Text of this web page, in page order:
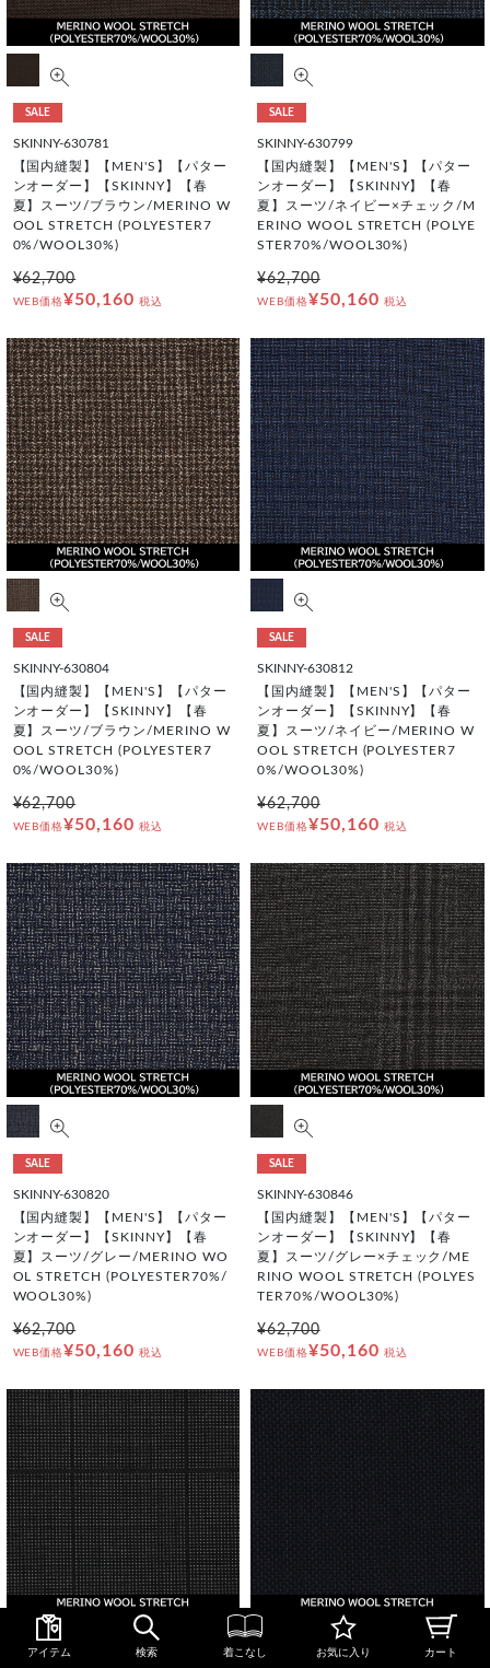
SALE
SKINNY-630781
【国内縫製】【MEN'S】【パター
ンオーダー】【SKINNY】【春
夏】スーツ/ブラウン/MERINO W
OOL STRETCH (POLYESTER7
0%/WOOL30%)
¥62,700
WEB価格¥50,160 税込
SALE
SKINNY-630799
【国内縫製】【MEN'S】【パター
ンオーダー】【SKINNY】【春
夏】スーツ/ネイビー×チェック/M
ERINO WOOL STRETCH (POLYE
STER70%/WOOL30%)
¥62,700
WEB価格¥50,160 税込
SALE
SKINNY-630804
【国内縫製】【MEN'S】【パター
ンオーダー】【SKINNY】【春
夏】スーツ/ブラウン/MERINO W
OOL STRETCH (POLYESTER7
0%/WOOL30%)
¥62,700
WEB価格¥50,160 税込
SALE
SKINNY-630812
【国内縫製】【MEN'S】【パター
ンオーダー】【SKINNY】【春
夏】スーツ/ネイビー/MERINO W
OOL STRETCH (POLYESTER7
0%/WOOL30%)
¥62,700
WEB価格¥50,160 税込
SALE
SKINNY-630820
【国内縫製】【MEN'S】【パター
ンオーダー】【SKINNY】【春
夏】スーツ/グレー/MERINO WO
OL STRETCH (POLYESTER70%/
WOOL30%)
¥62,700
WEB価格¥50,160 税込
SALE
SKINNY-630846
【国内縫製】【MEN'S】【パター
ンオーダー】【SKINNY】【春
夏】スーツ/グレー×チェック/ME
RINO WOOL STRETCH (POLYES
TER70%/WOOL30%)
¥62,700
WEB価格¥50,160 税込
SALE
アイテム 検索 着こなし お気に入り カート